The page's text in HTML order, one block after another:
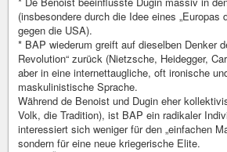
(insbesondere durch die Idee eines „Europas
gegen die USA).
* BAP wiederum greift auf dieselben Denker
Revolution“ zurück (Nietzsche, Heidegger,
aber in eine internettaugliche, oft ironische
maskulinistische Sprache.
Während de Benoist und Dugin eher
Volk, die Tradition), ist BAP ein radikaler
interessiert sich weniger für den „einfachen
sondern für eine neue kriegerische Elite.